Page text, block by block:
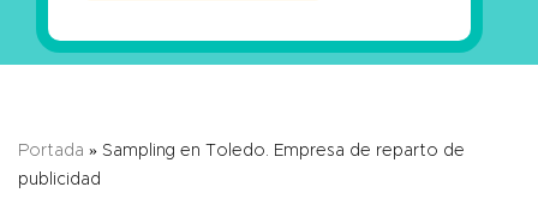
Portada » Sampling en Toledo. Empresa de reparto de
publicidad